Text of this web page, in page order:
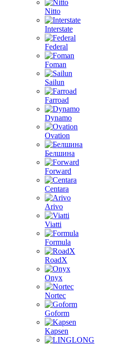
Nitto
Interstate
Federal
Foman
Sailun
Farroad
Dynamo
Ovation
Белшина
Forward
Centara
Arivo
Viatti
Formula
RoadX
Onyx
Nortec
Goform
Kapsen